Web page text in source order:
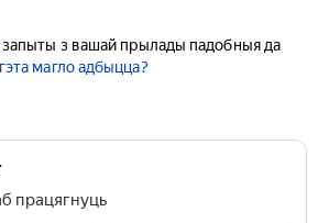
запыты з вашай прылады падобныя да
магло адбыцца?
працягнуць